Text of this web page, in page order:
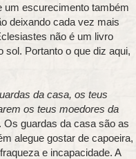
um escurecimento também
deixando cada vez mais
não é um livro
sol. Portanto o que diz aqui,
da casa, os teus
os teus moedores da
Os guardas da casa são as
alegue gostar de capoeira,
e incapacidade. A